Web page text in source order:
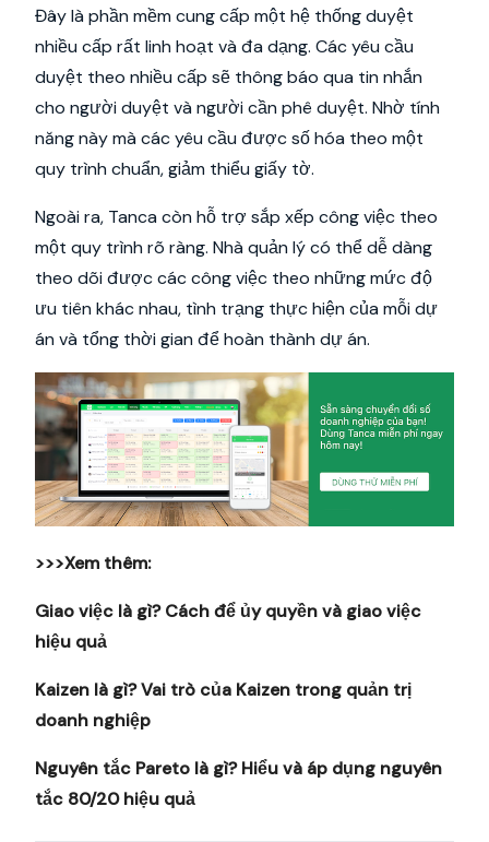
Đây là phần mềm cung cấp một hệ thống duyệt
nhiều cấp rất linh hoạt và đa dạng. Các yêu cầu
duyệt theo nhiều cấp sẽ thông báo qua tin nhắn
cho người duyệt và người cần phê duyệt. Nhờ tính
năng này mà các yêu cầu được số hóa theo một
quy trình chuẩn, giảm thiểu giấy tờ.
Ngoài ra, Tanca còn hỗ trợ sắp xếp công việc theo
một quy trình rõ ràng. Nhà quản lý có thể dễ dàng
theo dõi được các công việc theo những mức độ
ưu tiên khác nhau, tình trạng thực hiện của mỗi dự
án và tổng thời gian để hoàn thành dự án.
>>>Xem thêm:
Giao việc là gì? Cách để ủy quyền và giao việc
hiệu quả
Kaizen là gì? Vai trò của Kaizen trong quản trị
doanh nghiệp
Nguyên tắc Pareto là gì? Hiểu và áp dụng nguyên
tắc 80/20 hiệu quả